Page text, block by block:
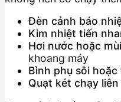
Đèn cảnh báo
Kim nhiệt tiến
Hơi nước hoặc
khoang máy
Bình phụ sôi hoặc
Quạt két chạy